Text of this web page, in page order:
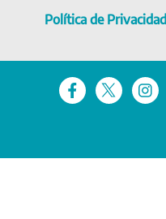
Política de Privacidad